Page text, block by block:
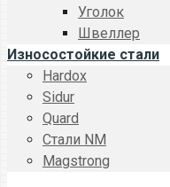
Уголок
Швеллер
Износостойкие стали
Hardox
Sidur
Quard
Стали NM
Magstrong